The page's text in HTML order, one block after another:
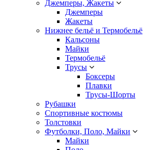
Джемперы, Жакеты
Джемперы
Жакеты
Нижнее бельё и Термобельё
Кальсоны
Майки
Термобельё
Трусы
Боксеры
Плавки
Трусы-Шорты
Рубашки
Спортивные костюмы
Толстовки
Футболки, Поло, Майки
Майки